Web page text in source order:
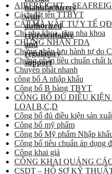
AIRFREIGHT –
Cách đặt tên TTBYT
CẤP MÃ VẬT TƯ Y TẾ QĐ
Chỉ nha khoa, tăm nha khoa
CHỨNG NHẬN FDA
Chứng nhận lưu hành tự do
Chứng nhận tiêu chuẩn chất
Chuyển phát nhanh
công bố A nhập khẩu
Công bố B hàng TBYT
CÔNG BỐ ĐỦ ĐIỀU
LOẠI B,C,D
Công bố đủ điều kiện sản
Công bố mỹ phẩm
Công bố Mỹ phẩm Nhập
Công bố tiêu chuẩn áp dụng
Công khai giá
CÔNG KHAI QUẢNG
CSDT – HỒ SƠ KỸ